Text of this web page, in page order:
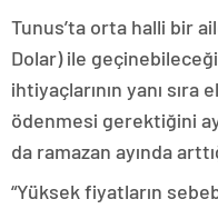
Tunus’ta orta halli bir
Dolar) ile
ihtiyaçlarının yanı
ödenmesi gerektiğini
da ramazan ayında
“Yüksek fiyatların